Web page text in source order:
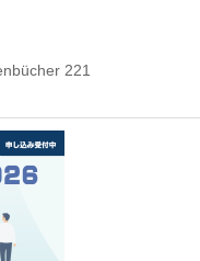
221